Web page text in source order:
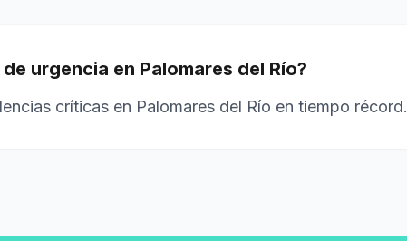
urgencia en Palomares del Río?
críticas en Palomares del Río en tiempo récord.